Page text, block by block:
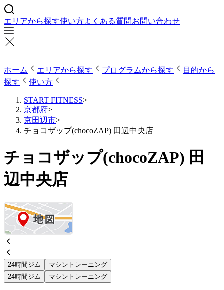
エリアから探す使い方よくある質問お問い合わせ
ホーム エリアから探す プログラムから探す
目的から
探す
使い方
START FITNESS>
京都府>
京田辺市>
チョコザップ(chocoZAP) 田辺中央店
チョコザップ(chocoZAP) 田
辺中央店
24時間ジム
マシントレーニング
24時間ジム
マシントレーニング